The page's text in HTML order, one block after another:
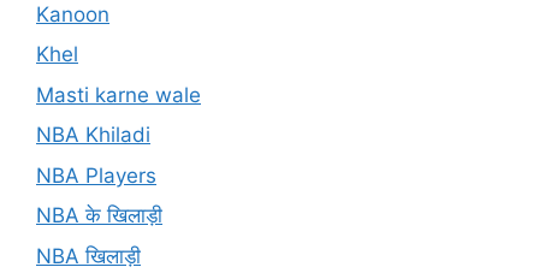
Kanoon
Khel
Masti karne wale
NBA Khiladi
NBA Players
NBA के खिलाड़ी
NBA खिलाड़ी